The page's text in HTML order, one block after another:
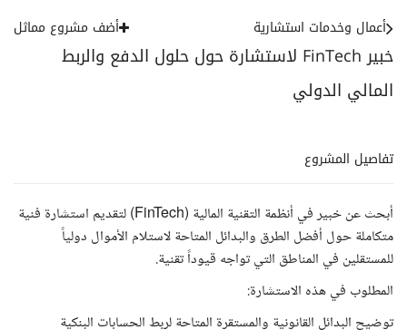
خبير FinTech لاستشارة حول حلول الدفع والربط
المالي الدولي
أعمال وخدمات استشارية أضف مشروع مماثل
تفاصيل المشروع
أبحث عن خبير في أنظمة التقنية المالية (FinTech) لتقديم استشارة فنية
متكاملة حول أفضل الطرق والبدائل المتاحة لاستلام الأموال دولياً
للمستقلين في المناطق التي تواجه قيوداً تقنية.
​المطلوب في هذه الاستشارة:
​توضيح البدائل القانونية والمستقرة المتاحة لربط الحسابات البنكية